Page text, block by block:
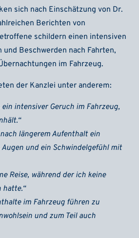
sich nach Einschätzung von Dr.
Berichten von
schildern einen intensiven
und Beschwerden nach Fahrten,
im Fahrzeug.
der Kanzlei unter anderem:
ein intensiver Geruch im Fahrzeug,
längerem Aufenthalt ein
und ein Schwindelgefühl mit
Reise, während der ich keine
hatte.“
im Fahrzeug führen zu
und zum Teil auch